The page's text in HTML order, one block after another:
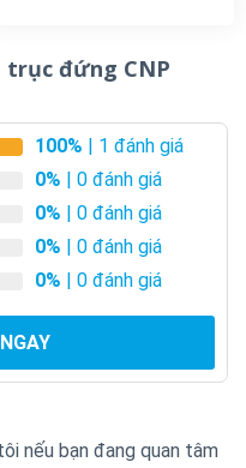
đứng CNP
100% | 1 đánh giá
0% | 0 đánh giá
0% | 0 đánh giá
0% | 0 đánh giá
0% | 0 đánh giá
nếu bạn đang quan tâm